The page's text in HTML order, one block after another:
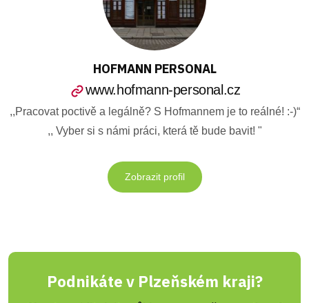
HOFMANN PERSONAL
www.hofmann-personal.cz
,,Pracovat poctivě a legálně? S Hofmannem je to reálné! :-)“
,, Vyber si s námi práci, která tě bude bavit! "
Zobrazit profil
Podnikáte v Plzeňském kraji?